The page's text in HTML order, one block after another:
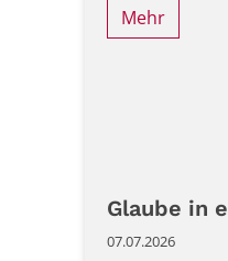
Mehr
Glaube in
07.07.2026